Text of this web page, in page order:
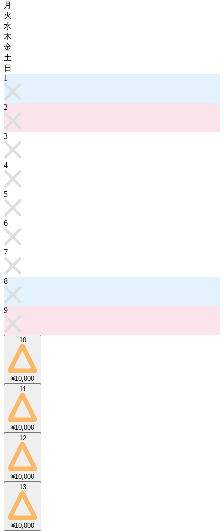
月
火
水
木
金
土
日
1
2
3
4
5
6
7
8
9
10
¥10,000
11
¥10,000
12
¥10,000
13
¥10,000